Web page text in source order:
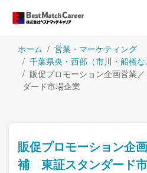
ホーム
営業・マーケティング
千葉県央・西部（市川・船橋
販促プロモーション企画営業
ダード市場企業
販促プロモーション企
補 東証スタンダード